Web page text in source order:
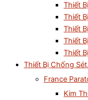
Thiết
Thiết
Thiết
Thiết
Thiết
Thiết Bị Chống
France
Kim